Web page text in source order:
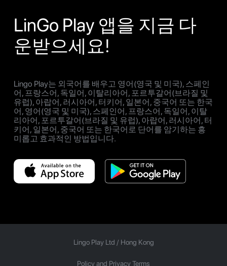
LinGo Play 앱을 지금 다
운받으세요!
Lingo Play는 외국어를 배우고 영어(영국 및 미국), 스페인
어, 프랑스어, 독일어, 이탈리아어, 포르투갈어(브라질 및
유럽), 아랍어, 러시아어, 터키어, 일본어, 중국어 또는 한국
어, 영어(영국 및 미국), 스페인어, 프랑스어, 독일어, 이탈
리아어, 포르투갈어(브라질 및 유럽), 아랍어, 러시아어, 터
키어, 일본어, 중국어 또는 한국어로 단어를 암기하는 흥
미롭고 효과적인 방법입니다.
Lingo Play Ltd / Hong Kong
Policy and Privacy Terms